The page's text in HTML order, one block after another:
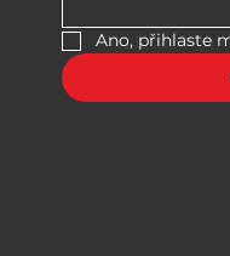
Ano, přihlaste